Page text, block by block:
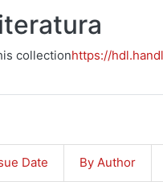
collectionhttps://
Date By Author